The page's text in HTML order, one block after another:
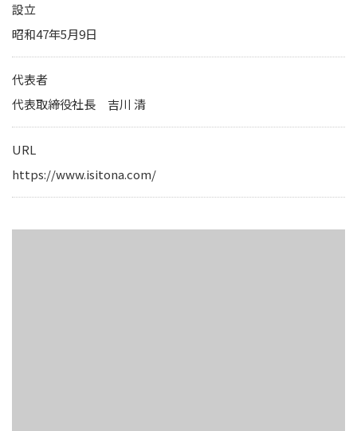
関連会社
設立
昭和47年5月9日
代表者
代表取締役社長 吉川 清
URL
https://www.isitona.com/